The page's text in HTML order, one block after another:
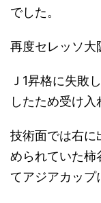
でした。
再度セレッソ大
Ｊ1昇格に失敗
したため受け入
技術面では右に
められていた柿
てアジアカッ